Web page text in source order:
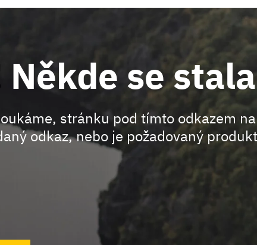
se
stránku pod tímto odkazem
odkaz, nebo je požadovaný